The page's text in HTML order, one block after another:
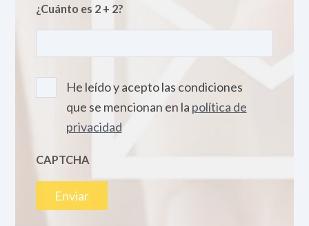
¿Cuánto es 2 + 2?
He leído y acepto las condiciones
que se mencionan en la política de
privacidad
CAPTCHA